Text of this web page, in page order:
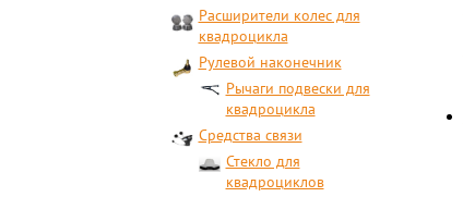
Расширители колес для
квадроцикла
Рулевой наконечник
Рычаги подвески для
квадроцикла
Средства связи
Стекло для
квадроциклов